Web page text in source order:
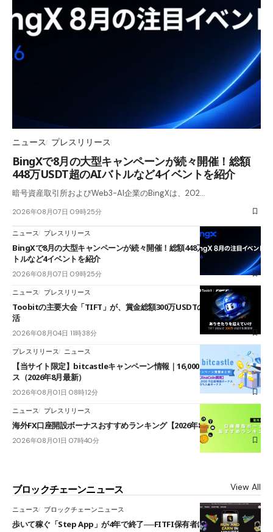
ニュース プレスリリース
BingXで8月の大型キャンペーンが続々開催！総額
448万USDT超のAIバトルなど4イベントを紹介
暗号資産取引所およびWeb3-AI企業のBingXは、202…
2026年08月07日 09時25分
ニュース プレスリリース
BingXで8月の大型キャンペーンが続々開催！総額448万USDT超のAIバ
トルなど4イベントを紹介
2026年08月07日 09時25分
ニュース プレスリリース
Toobitの主要大会「TIFT」が、賞金総額300万USDTのレースとして復
活
2026年08月04日 11時38分
プレスリリース ニュース
【当サイト限定】bitcastleキャンペーン情報｜16,000円口座開設ボーナ
ス（2026年8月最新）
2026年08月01日 08時12分
ニュース プレスリリース
海外FX口座開設ボーナスおすすめランキング【2026年8月最新】
2026年08月01日 07時40分
ブロックチェーンニュース View All
ニュース ブロックチェーンニュース
歩いて稼ぐ「Step App」が4年で終了──FITFI保有者に対応呼びかけ